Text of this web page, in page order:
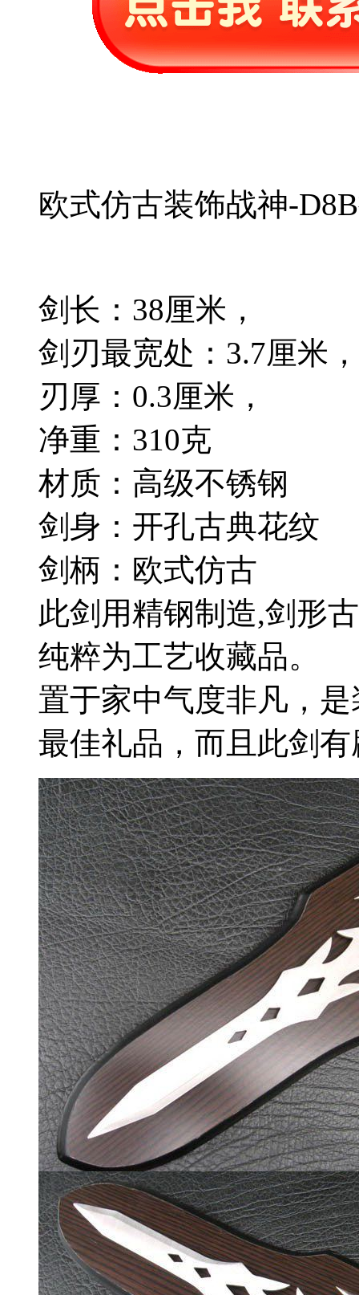
欧式仿古装饰战神-
剑长：38厘米，
剑刃最宽处：3.7厘米，
刃厚：0.3厘米，
净重：310克
材质：高级不锈钢
剑身：开孔古典花纹
剑柄：欧式仿古
此剑用精钢制造,剑形
纯粹为工艺收藏品。
置于家中气度非凡，
最佳礼品，而且此剑